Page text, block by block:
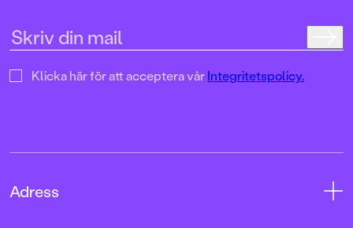
Klicka här för att acceptera vårIntegritetspolicy.
Adress